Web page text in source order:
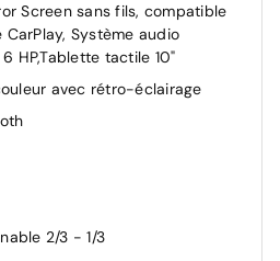
réglage lombaire
des sièges AV
Gris/Textile effet cuir Noir
rabattables électriquement
Screen sans fils, compatible
Système audio
HP,Tablette tactile 10"
avec rétro-éclairage
2/3 - 1/3